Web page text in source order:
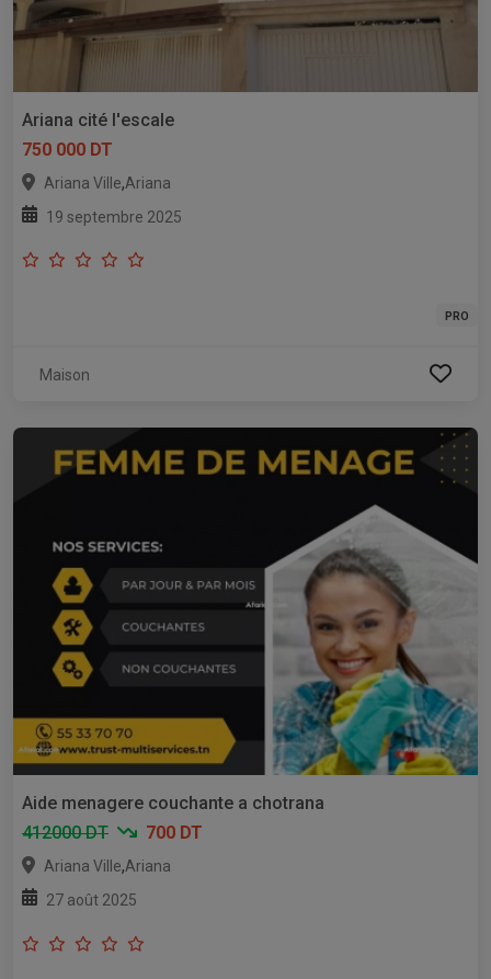
Ariana cité l'escale
750 000 DT
Ariana Ville,Ariana
19 septembre 2025
PRO
Maison
Aide menagere couchante a chotrana
412000 DT
700 DT
Ariana Ville,Ariana
27 août 2025